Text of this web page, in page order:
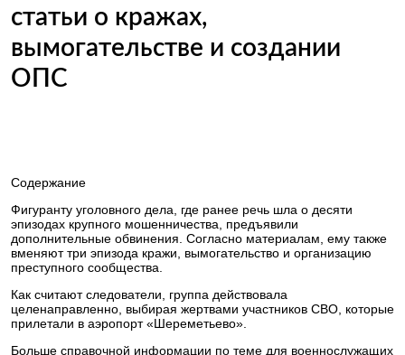
статьи о кражах,
вымогательстве и создании
ОПС
Содержание
Фигуранту уголовного дела, где ранее речь шла о десяти
эпизодах крупного мошенничества, предъявили
дополнительные обвинения. Согласно материалам, ему также
вменяют три эпизода кражи, вымогательство и организацию
преступного сообщества.
Как считают следователи, группа действовала
целенаправленно, выбирая жертвами участников СВО, которые
прилетали в аэропорт «Шереметьево».
Больше справочной информации по теме для военнослужащих